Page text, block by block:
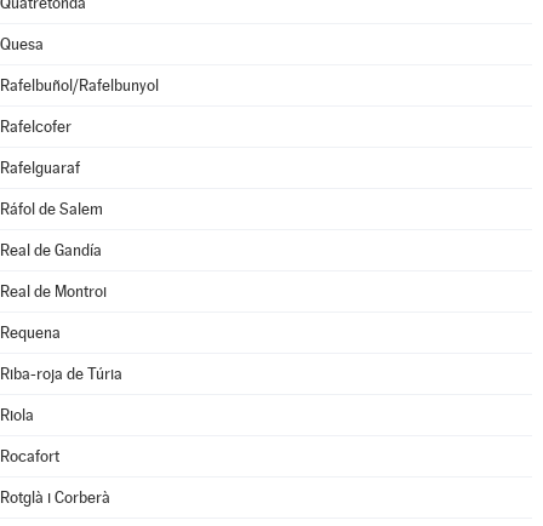
Quesa
Rafelbuñol/Rafelbunyol
Rafelcofer
Rafelguaraf
Ráfol de Salem
Real de Gandía
Real de Montroi
Requena
Riba-roja de Túria
Riola
Rocafort
Rotglà i Corberà